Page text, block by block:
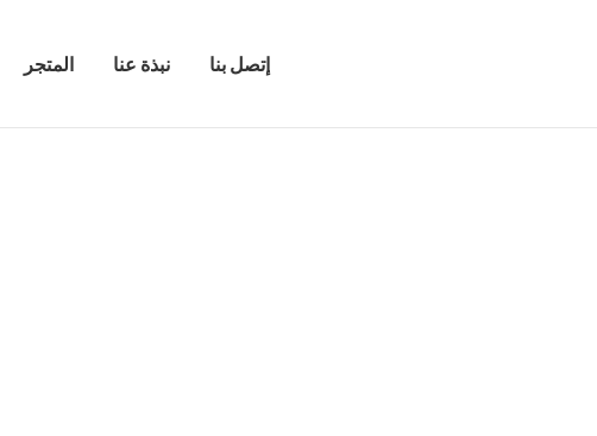
المتجر نبذة عنا إتصل بنا